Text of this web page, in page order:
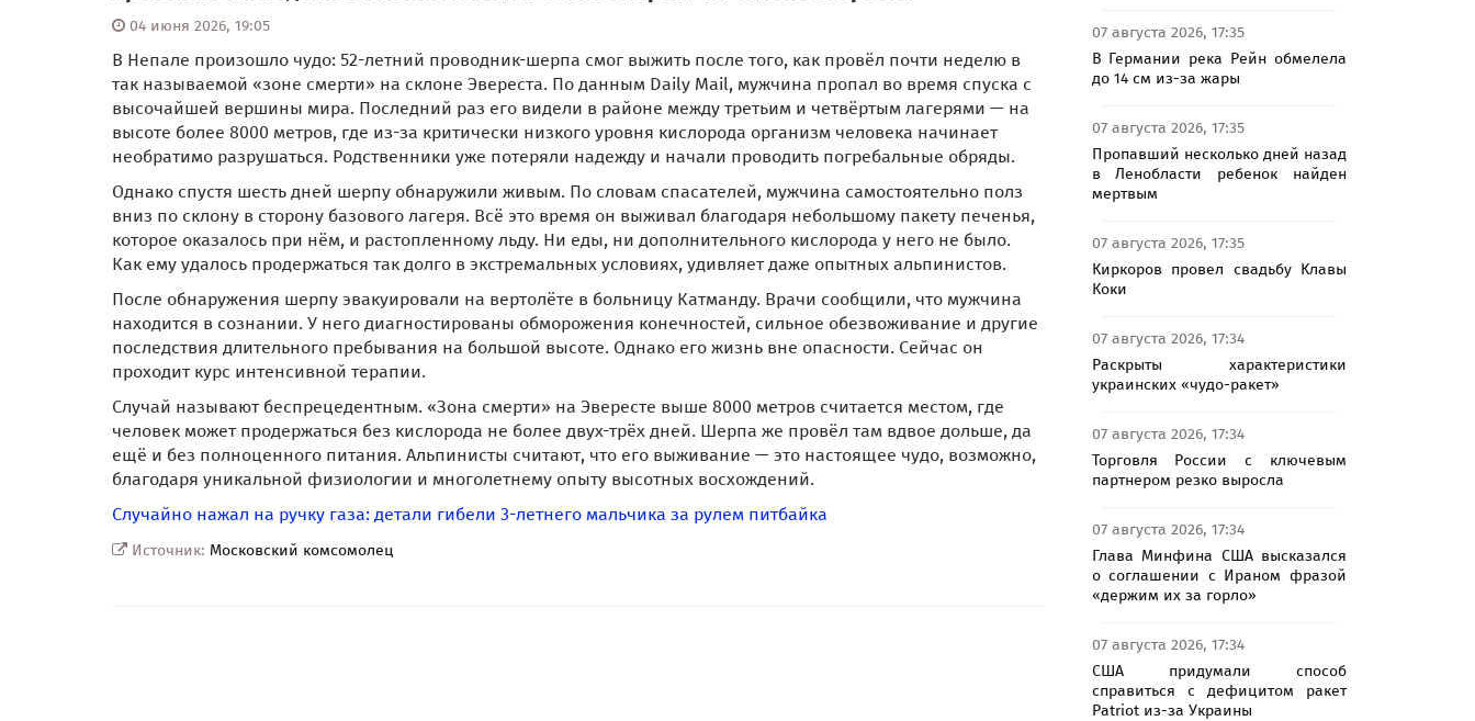
04 июня 2026, 19:05
В Непале произошло чудо: 52-летний проводник-шерпа смог выжить после того, как провёл почти неделю в
так называемой «зоне смерти» на склоне Эвереста. По данным Daily Mail, мужчина пропал во время спуска с
высочайшей вершины мира. Последний раз его видели в районе между третьим и четвёртым лагерями — на
высоте более 8000 метров, где из-за критически низкого уровня кислорода организм человека начинает
необратимо разрушаться. Родственники уже потеряли надежду и начали проводить погребальные обряды.
Однако спустя шесть дней шерпу обнаружили живым. По словам спасателей, мужчина самостоятельно полз
вниз по склону в сторону базового лагеря. Всё это время он выживал благодаря небольшому пакету печенья,
которое оказалось при нём, и растопленному льду. Ни еды, ни дополнительного кислорода у него не было.
Как ему удалось продержаться так долго в экстремальных условиях, удивляет даже опытных альпинистов.
После обнаружения шерпу эвакуировали на вертолёте в больницу Катманду. Врачи сообщили, что мужчина
находится в сознании. У него диагностированы обморожения конечностей, сильное обезвоживание и другие
последствия длительного пребывания на большой высоте. Однако его жизнь вне опасности. Сейчас он
проходит курс интенсивной терапии.
Случай называют беспрецедентным. «Зона смерти» на Эвересте выше 8000 метров считается местом, где
человек может продержаться без кислорода не более двух-трёх дней. Шерпа же провёл там вдвое дольше, да
ещё и без полноценного питания. Альпинисты считают, что его выживание — это настоящее чудо, возможно,
благодаря уникальной физиологии и многолетнему опыту высотных восхождений.
Случайно нажал на ручку газа: детали гибели 3-летнего мальчика за рулем питбайка
Источник: Московский комсомолец
07 августа 2026, 17:35
В Германии река Рейн обмелела
до 14 см из-за жары
07 августа 2026, 17:35
Пропавший несколько дней назад
в Ленобласти ребенок найден
мертвым
07 августа 2026, 17:35
Киркоров провел свадьбу Клавы
Коки
07 августа 2026, 17:34
Раскрыты характеристики
украинских «чудо-ракет»
07 августа 2026, 17:34
Торговля России с ключевым
партнером резко выросла
07 августа 2026, 17:34
Глава Минфина США высказался
о соглашении с Ираном фразой
«держим их за горло»
07 августа 2026, 17:34
США придумали способ
справиться с дефицитом ракет
Patriot из-за Украины